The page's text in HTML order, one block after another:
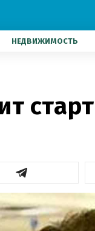
НЕДВИЖИМОСТЬ